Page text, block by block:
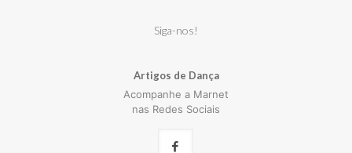
Siga-nos!
Artigos de Dança
Acompanhe a Marnet
nas Redes Sociais